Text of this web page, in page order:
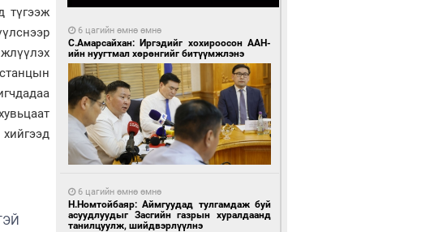
түгээж
6 цагийн өмнө өмнө
С.Амарсайхан: Иргэдийг хохироосон ААН-
ийн нуугтмал хөрөнгийг битүүмжлэнэ
6 цагийн өмнө өмнө
Н.Номтойбаяр: Аймгуудад тулгамдаж буй
асуудлуудыг Засгийн газрын хуралдаанд
танилцуулж, шийдвэрлүүлнэ